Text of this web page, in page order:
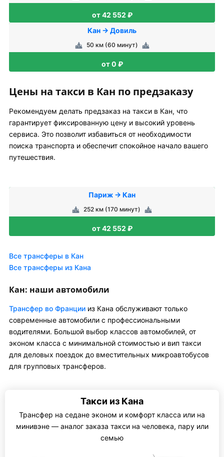
от 42 552 ₽
Кан → Довиль
50 км (60 минут)
от 0 ₽
Цены на такси в Кан по предзаказу
Рекомендуем делать предзаказ на такси в Кан, что
гарантирует фиксированную цену и высокий уровень
сервиса. Это позволит избавиться от необходимости
поиска транспорта и обеспечит спокойное начало вашего
путешествия.
Париж → Кан
252 км (170 минут)
от 42 552 ₽
Все трансферы в Кан
Все трансферы из Кана
Кан: наши автомобили
Трансфер во Франции из Кана обслуживают только
современные автомобили с профессиональными
водителями. Большой выбор классов автомобилей, от
эконом класса с минимальной стоимостью и вип такси
для деловых поездок до вместительных микроавтобусов
для групповых трансферов.
Такси из Кана
Трансфер на седане эконом и комфорт класса или на
минивэне — аналог заказа такси на человека, пару или
семью